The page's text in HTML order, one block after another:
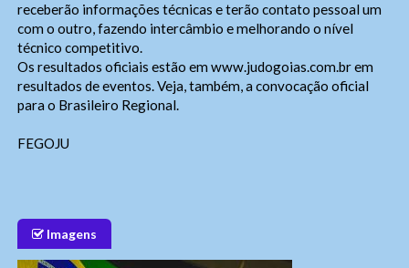
receberão informações técnicas e terão contato pessoal um
com o outro, fazendo intercâmbio e melhorando o nível
técnico competitivo.
Os resultados oficiais estão em www.judogoias.com.brem
resultados de eventos. Veja, também, a convocação oficial
para o Brasileiro Regional.
FEGOJU
ImagensOuvidoria Geral